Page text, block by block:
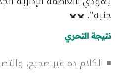
جنيه".
نتيجة التحري
◾ الكلام ده غير صحيح،